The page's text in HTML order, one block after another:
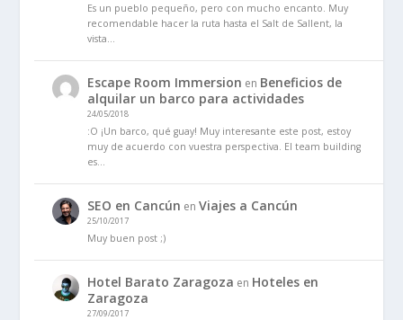
Es un pueblo pequeño, pero con mucho encanto. Muy
recomendable hacer la ruta hasta el Salt de Sallent, la
vista…
Escape Room Immersion en Beneficios de
alquilar un barco para actividades
24/05/2018
:O ¡Un barco, qué guay! Muy interesante este post, estoy
muy de acuerdo con vuestra perspectiva. El team building
es…
SEO en Cancún enViajes a Cancún
25/10/2017
Muy buen post ;)
Hotel Barato Zaragoza en Hoteles en
Zaragoza
27/09/2017